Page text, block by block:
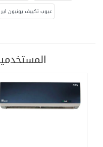
عيوب تكييف يونيون اير